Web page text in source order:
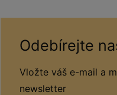
Odebírejte
Vložte váš e-mail a
newsletter